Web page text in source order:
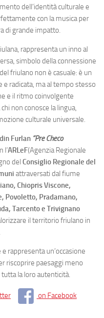
dell’identità culturale e
con la musica per
di grande impatto.
rappresenta un inno al
simbolo della connessione
friulano non è casuale: è un
radicata, ma al tempo stesso
e il ritmo coinvolgente
non conosce la lingua,
culturale universale.
Furlan “Pre Checo
l’ARLeF(Agenzia Regionale
del Consiglio Regionale del
attraversati dal fiume
Chiopris Viscone,
Povoletto, Pradamano,
Tarcento e Trivignano
il territorio friulano in
rappresenta un’occasione
riscoprire paesaggi meno
la loro autenticità.
on Facebook